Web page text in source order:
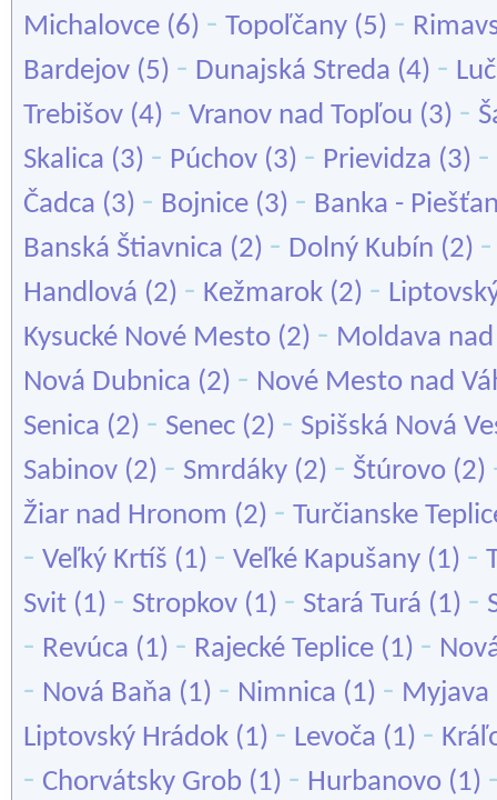
Michalovce (6) - Topoľčany (5) -
Bardejov (5) - Dunajská Streda (4) -
Trebišov (4) - Vranov nad Topľou (3) -
Skalica (3) - Púchov (3) - Prievidza (3) -
Čadca (3) - Bojnice (3) - Banka -
Banská Štiavnica (2) - Dolný Kubín (2)
Handlová (2) - Kežmarok (2) -
Kysucké Nové Mesto (2) - Moldava
Nová Dubnica (2) - Nové Mesto nad
Senica (2) - Senec (2) - Spišská Nová
Sabinov (2) - Smrdáky (2) - Štúrovo (2)
Žiar nad Hronom (2) - Turčianske
- Veľký Krtíš (1) - Veľké Kapušany (1) -
Svit (1) - Stropkov (1) - Stará Turá (1) -
- Revúca (1) - Rajecké Teplice (1) -
- Nová Baňa (1) - Nimnica (1) - Myjava
Liptovský Hrádok (1) - Levoča (1) -
- Chorvátsky Grob (1) - Hurbanovo (1)